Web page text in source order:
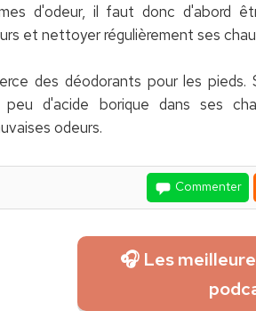
d'odeur, il faut donc d'abord
et nettoyer régulièrement ses
des déodorants pour les
d'acide borique dans ses
odeurs.
Commenter
🎧 Les